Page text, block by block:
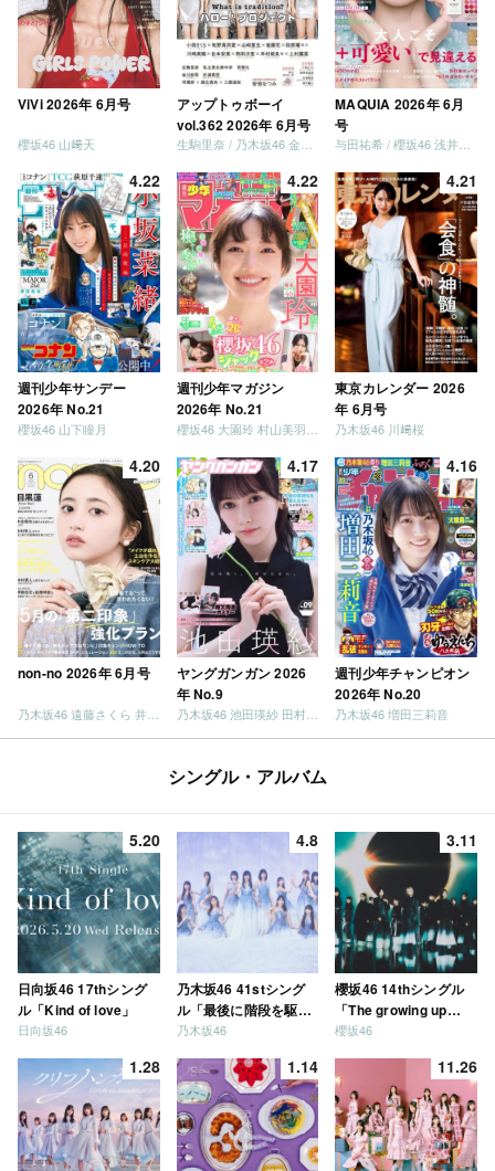
ViVi 2026年 6月号
櫻坂46 山﨑天
アップトゥボーイ
vol.362 2026年 6月号
MAQUIA 2026年 6月
号
4.22
週刊少年サンデー
2026年 No.21
櫻坂46 山下瞳月
4.22
週刊少年マガジン
2026年 No.21
4.21
東京カレンダー 2026
年 6月号
乃木坂46 川﨑桜
4.20
non-no 2026年 6月号
4.17
ヤングガンガン 2026
年 No.9
乃木坂46 池田瑛紗 田村真佑
4.16
週刊少年チャンピオン
2026年 No.20
乃木坂46 増田三莉音
シングル・アルバム
5.20
日向坂46 17thシング
ル「Kind of love」
日向坂46
4.8
乃木坂46 41stシング
ル「最後に階段を駆け
上がったのはいつ
乃木坂46
3.11
櫻坂46 14thシングル
「The growing up
train」
櫻坂46
1.28 1.14 11.26